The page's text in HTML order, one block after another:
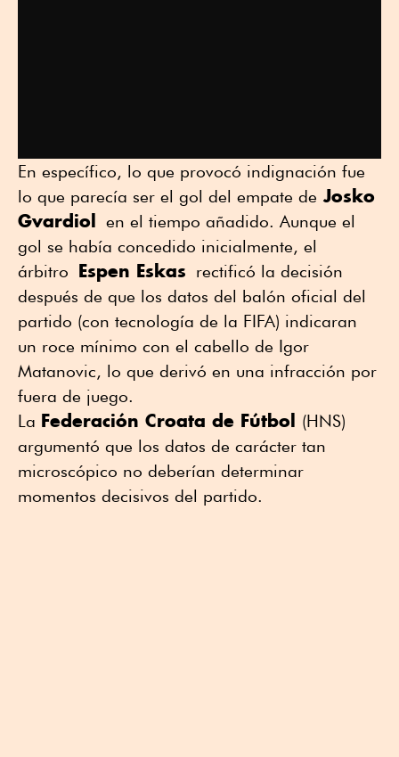
En específico, lo que provocó indignación fue
lo que parecía ser el gol del empate de Josko
Gvardiol
en el tiempo añadido. Aunque el
gol se había concedido inicialmente, el
árbitro Espen Eskas rectificó la decisión
después de que los datos del balón oficial del
partido (con tecnología de la FIFA) indicaran
un roce mínimo con el cabello de Igor
Matanovic, lo que derivó en una infracción por
fuera de juego.
La Federación Croata de Fútbol
(HNS)
argumentó que los datos de carácter tan
microscópico no deberían determinar
momentos decisivos del partido.